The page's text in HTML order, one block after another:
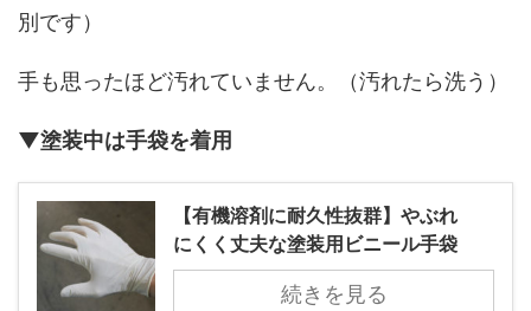
別です）
手も思ったほど汚れていません。（汚れたら洗う）
▼塗装中は手袋を着用
【有機溶剤に耐久性抜群】やぶれ
にくく丈夫な塗装用ビニール手袋
続きを見る